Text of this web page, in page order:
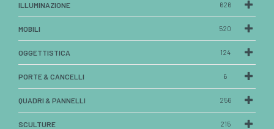
ILLUMINAZIONE 626
MOBILI 520
OGGETTISTICA 124
PORTE & CANCELLI 6
QUADRI & PANNELLI 256
SCULTURE 215